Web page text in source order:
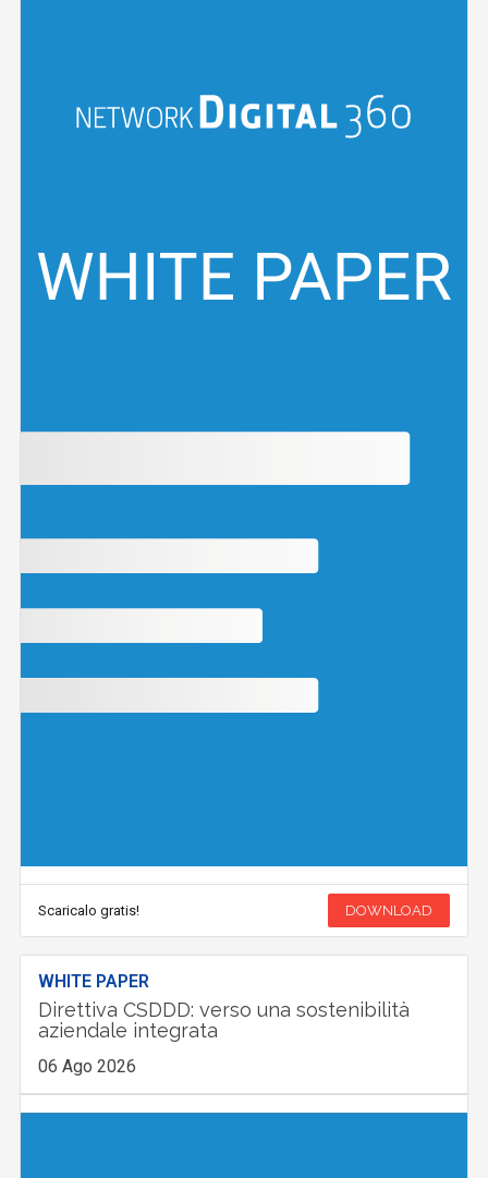
Scaricalo gratis! DOWNLOAD
WHITE PAPER
Direttiva CSDDD: verso una sostenibilità
aziendale integrata
06 Ago 2026